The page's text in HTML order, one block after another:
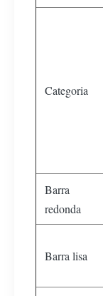
Categoria
Barra
redonda
Barra lisa